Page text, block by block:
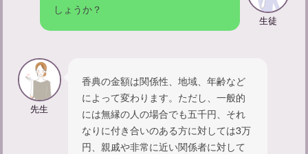
しょうか？
生徒
先生
香典の金額は関係性、地域、年齢など
によって変わります。ただし、一般的
には無縁の人の場合でも五千円、それ
なりに付き合いのある方に対しては3万
円、親戚や非常に近い関係者に対して